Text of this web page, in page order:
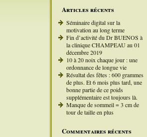
Articles récents
Séminaire digital sur la
motivation au long terme
Fin d’activité du Dr BUENOS à
la clinique CHAMPEAU au 01
décembre 2019
10 à 20 noix chaque jour : une
ordonnance de longue vie
Résultat des fêtes : 600 grammes
de plus. Et 6 mois plus tard, une
bonne partie de ce poids
supplémentaire est toujours là.
Manque de sommeil = 3 cm de
tour de taille en plus
Commentaires récents